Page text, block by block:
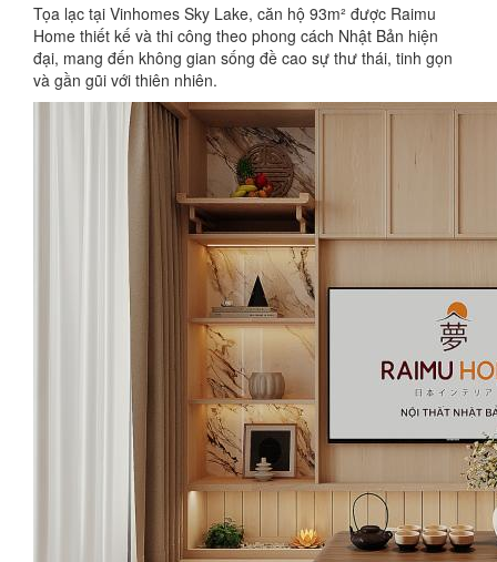
Tọa lạc tại Vinhomes Sky Lake, căn hộ 93m² được Raimu
Home thiết kế và thi công theo phong cách Nhật Bản hiện
đại, mang đến không gian sống đề cao sự thư thái, tinh gọn
và gần gũi với thiên nhiên.